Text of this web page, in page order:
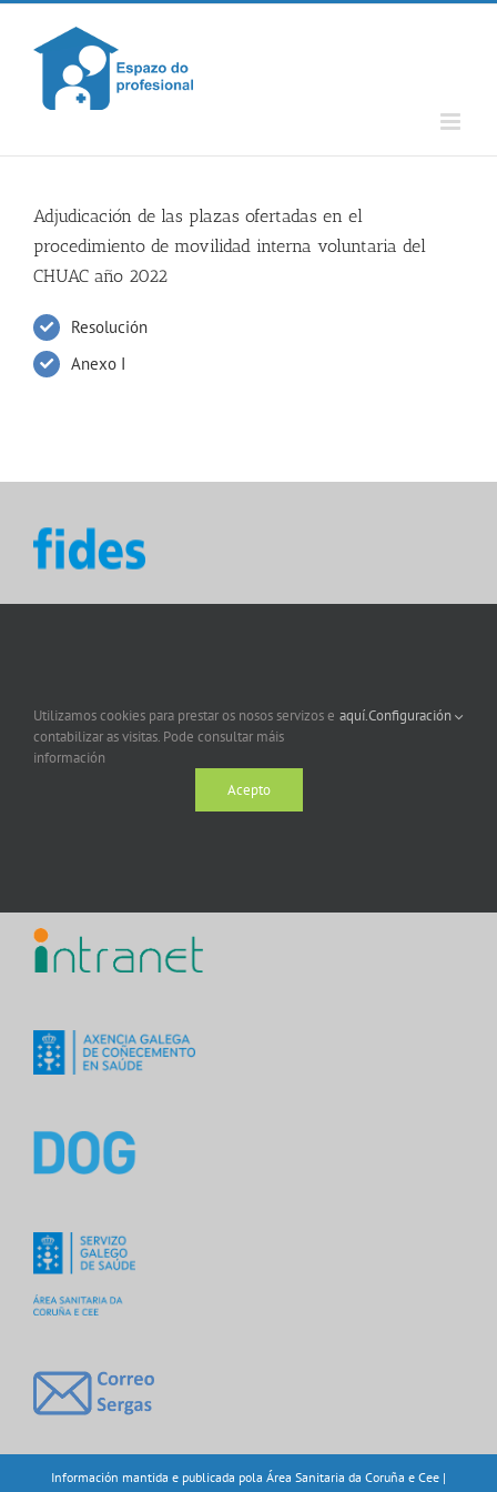
Skip
content
Adjudicación de las plazas ofertadas en el
procedimiento de movilidad interna voluntaria del
CHUAC año 2022
Resolución
Anexo I
Información mantida e publicada pola Área Sanitaria da Coruña e Cee |
Utilizamos cookies para prestar os nosos servizos e
contabilizar as visitas. Pode consultar máis
información
aquí.Configuración
Acepto